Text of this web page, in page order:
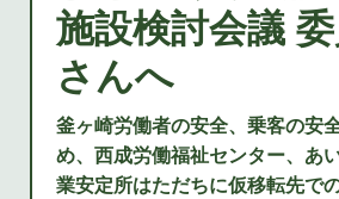
施設検討会議
さんへ
釜ヶ崎労働者の安全、乗客の安
め、西成労働福祉センター、あ
業安定所はただちに仮移転先で